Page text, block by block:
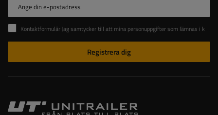
Ange din e-postadress
Kontaktformulär Jag samtycker till att mina personuppgifter som lämnas i kontaktformuläret behandlas i enlighet med Europaparlamentets och rådets förordning (EU).
Registrera dig